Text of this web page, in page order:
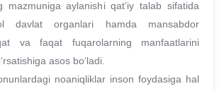
mazmuniga aylanishi qatʼiy talab sifatida
davlat organlari hamda mansabdor
va faqat fuqarolarning manfaatlarini
asos boʻladi.
noaniqliklar inson foydasiga hal